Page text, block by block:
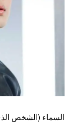
السماء (الشخص